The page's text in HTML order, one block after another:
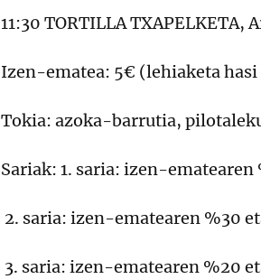
11:30 TORTILLA TXAPELKETA,
Izen-ematea: 5€ (lehiaketa
Tokia: azoka-barrutia,
Sariak: 1. saria: izen-
2. saria: izen-ematearen %30
3. saria: izen-ematearen %20